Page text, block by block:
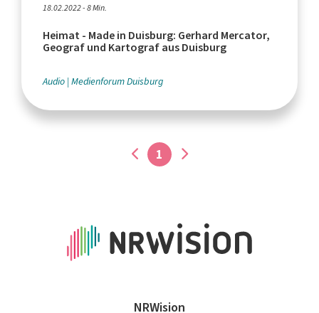
18.02.2022 - 8 Min.
Heimat - Made in Duisburg: Gerhard Mercator,
Geograf und Kartograf aus Duisburg
Audio Medienforum Duisburg
1
NRWision